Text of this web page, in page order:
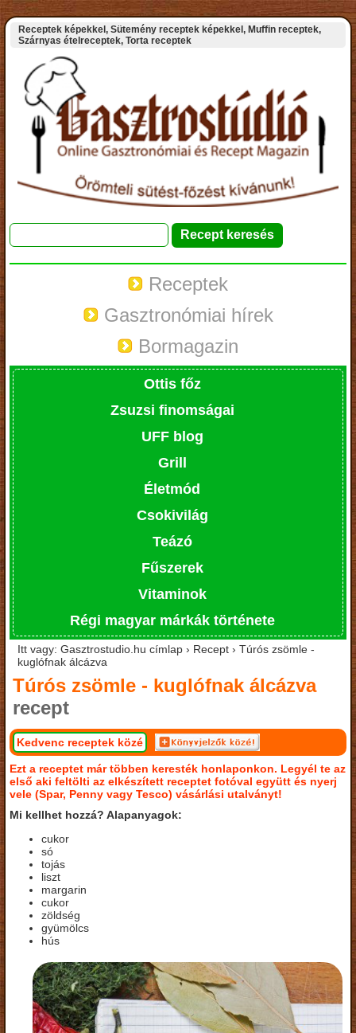
Receptek képekkel, Sütemény receptek képekkel, Muffin receptek,
Szárnyas ételreceptek, Torta receptek
Receptek
Gasztronómiai hírek
Bormagazin
Ottis főz
Zsuzsi finomságai
UFF blog
Grill
Életmód
Csokivilág
Teázó
Fűszerek
Vitaminok
Régi magyar márkák története
Itt vagy: Gasztrostudio.hu címlap › Recept › Túrós zsömle -
kuglófnak álcázva
Túrós zsömle - kuglófnak álcázva
recept
Kedvenc receptek közé
Ezt a receptet már többen keresték honlaponkon. Legyél te az
első aki feltölti az elkészített receptet fotóval együtt és nyerj
vele (Spar, Penny vagy Tesco) vásárlási utalványt!
Mi kellhet hozzá? Alapanyagok:
cukor
só
tojás
liszt
margarin
cukor
zöldség
gyümölcs
hús